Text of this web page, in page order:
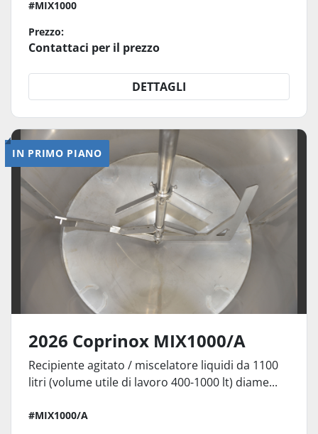
#MIX1000
Prezzo:
Contattaci per il prezzo
DETTAGLI
IN PRIMO PIANO
2026 Coprinox MIX1000/A
Recipiente agitato / miscelatore liquidi da 1100
litri (volume utile di lavoro 400-1000 lt) diame...
#MIX1000/A